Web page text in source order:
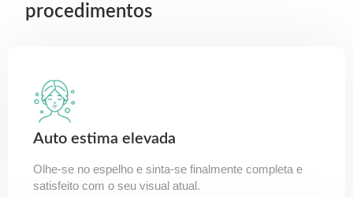
procedimentos
Auto estima elevada
Olhe-se no espelho e sinta-se finalmente completa e
satisfeito com o seu visual atual.